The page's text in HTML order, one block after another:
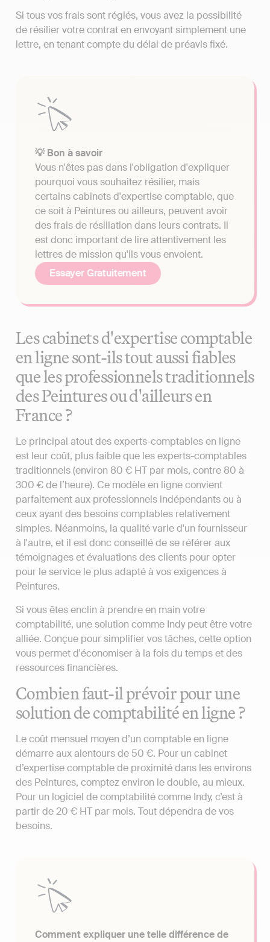
Si tous vos frais sont réglés, vous avez la possibilité
de résilier votre contrat en envoyant simplement une
lettre, en tenant compte du délai de préavis fixé.
💡 Bon à savoir
Vous n'êtes pas dans l'obligation d'expliquer
pourquoi vous souhaitez résilier, mais
certains cabinets d'expertise comptable, que
ce soit à Peintures ou ailleurs, peuvent avoir
des frais de résiliation dans leurs contrats. Il
est donc important de lire attentivement les
lettres de mission qu'ils vous envoient.
Essayer Gratuitement
Les cabinets d'expertise comptable
en ligne sont-ils tout aussi fiables
que les professionnels traditionnels
des Peintures ou d'ailleurs en
France ?
Le principal atout des experts-comptables en ligne
est leur coût, plus faible que les experts-comptables
traditionnels (environ 80 € HT par mois, contre 80 à
300 € de l’heure). Ce modèle en ligne convient
parfaitement aux professionnels indépendants ou à
ceux ayant des besoins comptables relativement
simples. Néanmoins, la qualité varie d'un fournisseur
à l'autre, et il est donc conseillé de se référer aux
témoignages et évaluations des clients pour opter
pour le service le plus adapté à vos exigences à
Peintures.
Si vous êtes enclin à prendre en main votre
comptabilité, une solution comme Indy peut être votre
alliée. Conçue pour simplifier vos tâches, cette option
vous permet d'économiser à la fois du temps et des
ressources financières.
Combien faut-il prévoir pour une
solution de comptabilité en ligne ?
Le coût mensuel moyen d’un comptable en ligne
démarre aux alentours de 50 €. Pour un cabinet
d’expertise comptable de proximité dans les environs
des Peintures, comptez environ le double, au mieux.
Pour un logiciel de comptabilité comme Indy, c’est à
partir de 20 € HT par mois. Tout dépendra de vos
besoins.
Comment expliquer une telle différence de